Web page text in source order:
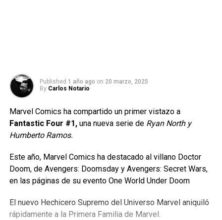
Published 1 año ago on 20 marzo, 2025
By Carlos Notario
Marvel Comics ha compartido un primer vistazo a
Fantastic Four #1,una nueva serie deRyan North y
Humberto Ramos.
Este año, Marvel Comics ha destacado al villano Doctor
Doom, de Avengers: Doomsday y Avengers: Secret Wars,
en las páginas de su evento One World Under Doom
El nuevo Hechicero Supremo del Universo Marvel aniquiló
rápidamente a la Primera Familia de Marvel.